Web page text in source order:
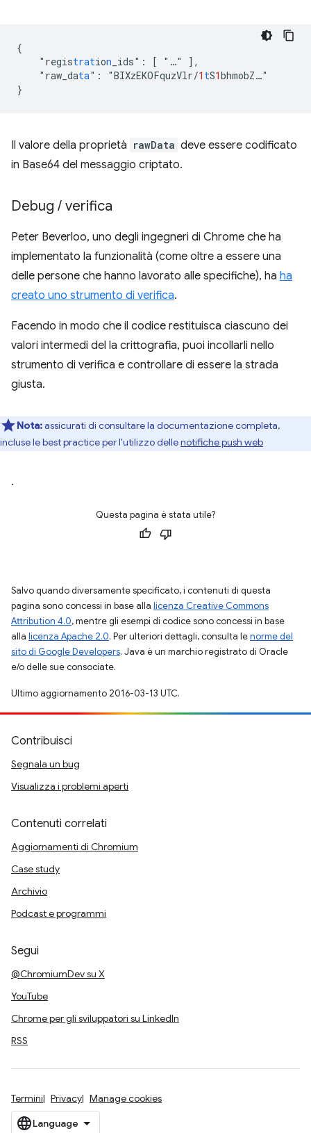
{
" registration _ids" : [ " …"
],
" raw_data" : "BIXzEKOFquzVlr/1 tS1bhmobZ…
}
Il valore della proprietà rawData deve essere codificato
in Base64 del messaggio criptato.
Debug / verifica
Peter Beverloo, uno degli ingegneri di Chrome che ha
implementato la funzionalità (come oltre a essere una
delle persone che hanno lavorato alle specifiche), ha ha
creato uno strumento di verifica.
Facendo in modo che il codice restituisca ciascuno dei
valori intermedi del la crittografia, puoi incollarli nello
strumento di verifica e controllare di essere la strada
giusta.
Nota:assicurati di consultare la documentazione completa,
incluse le best practice per l'utilizzo dellenotifiche push web
.
Questa pagina è stata utile?
Salvo quando diversamente specificato, i contenuti di questa
pagina sono concessi in base alla licenza Creative Commons
Attribution 4.0, mentre gli esempi di codice sono concessi in base
alla licenza Apache 2.0. Per ulteriori dettagli, consulta lenorme del
sito di Google Developers. Java è un marchio registrato di Oracle
e/o delle sue consociate.
Ultimo aggiornamento 2016-03-13 UTC.
Contribuisci
Segnala un bug
Visualizza i problemi aperti
Contenuti correlati
Aggiornamenti di Chromium
Case study
Archivio
Podcast e programmi
Segui
@ChromiumDev su X
YouTube
Chrome per gli sviluppatori su LinkedIn
RSS
Termini Privacy Manage cookies